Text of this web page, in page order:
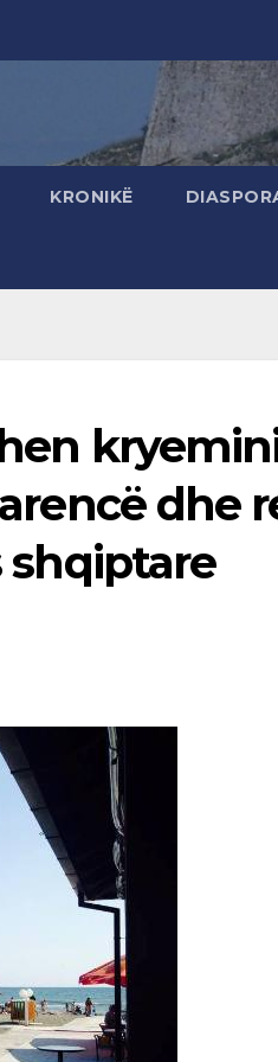
KRONIKË
dhe
shqiptare